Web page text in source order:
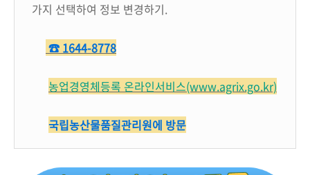
가지 선택하여 정보 변경하기.
☎ 1644-8778
농업경영체등록 온라인서비스(www.agrix.go.kr)
국립농산물품질관리원에 방문